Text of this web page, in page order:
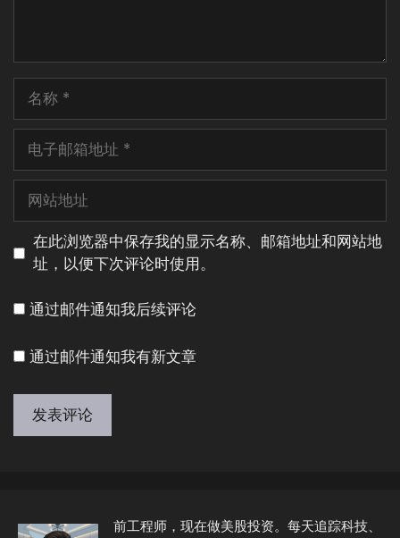
邮
地
址
址
在此浏览器中保存我的显示名称、邮箱地址和网站地
址，以便下次评论时使用。
通过邮件通知我后续评论
通过邮件通知我有新文章
e
前工程师，现在做美股投资。每天追踪科技、